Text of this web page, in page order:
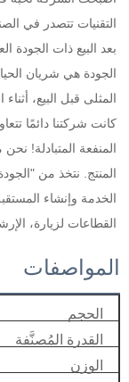
القطاعات لزيارة،
المواصفات
الحجم
القدرة المُصنَّفة
الوزن